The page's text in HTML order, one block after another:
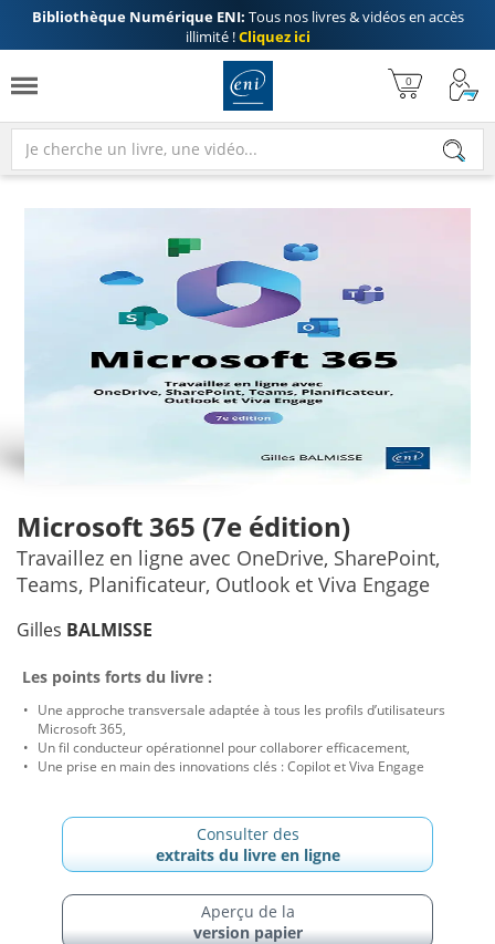
Bibliothèque Numérique ENI: Tous nos livres & vidéos en accès
illimité !Cliquez ici
Microsoft 365 (7e édition)
Travaillez en ligne avec OneDrive, SharePoint,
Teams, Planificateur, Outlook et Viva Engage
Gilles BALMISSE
Les points forts du livre :
Une approche transversale adaptée à tous les profils d’utilisateurs
Microsoft 365,
Un fil conducteur opérationnel pour collaborer efficacement,
Une prise en main des innovations clés : Copilot et Viva Engage
Consulter des
extraits du livre en ligne
Aperçu de la
version papier